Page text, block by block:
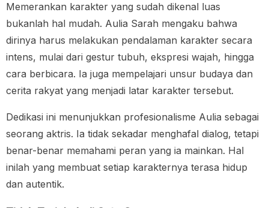
Memerankan karakter yang sudah dikenal luas
bukanlah hal mudah. Aulia Sarah mengaku bahwa
dirinya harus melakukan pendalaman karakter secara
intens, mulai dari gestur tubuh, ekspresi wajah, hingga
cara berbicara. Ia juga mempelajari unsur budaya dan
cerita rakyat yang menjadi latar karakter tersebut.
Dedikasi ini menunjukkan profesionalisme Aulia sebagai
seorang aktris. Ia tidak sekadar menghafal dialog, tetapi
benar-benar memahami peran yang ia mainkan. Hal
inilah yang membuat setiap karakternya terasa hidup
dan autentik.